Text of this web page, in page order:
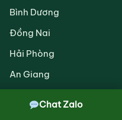
Bình Dương
Đồng Nai
Hải Phòng
An Giang
Chat Zalo